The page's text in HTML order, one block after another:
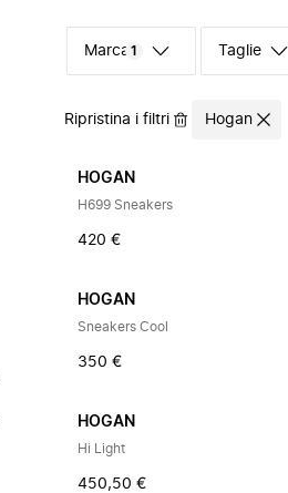
Marca 1 Taglie
Ripristina i filtri Hogan
HOGAN
H699 Sneakers
420 €
HOGAN
Sneakers Cool
350 €
HOGAN
Hi Light
450,50 €